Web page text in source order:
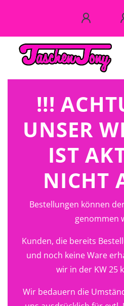
!!!
UNSER
IST
NICHT
Bestellungen können
genommen
Kunden, die bereits
und noch keine Ware
wir in der KW 25
Wir bedauern die